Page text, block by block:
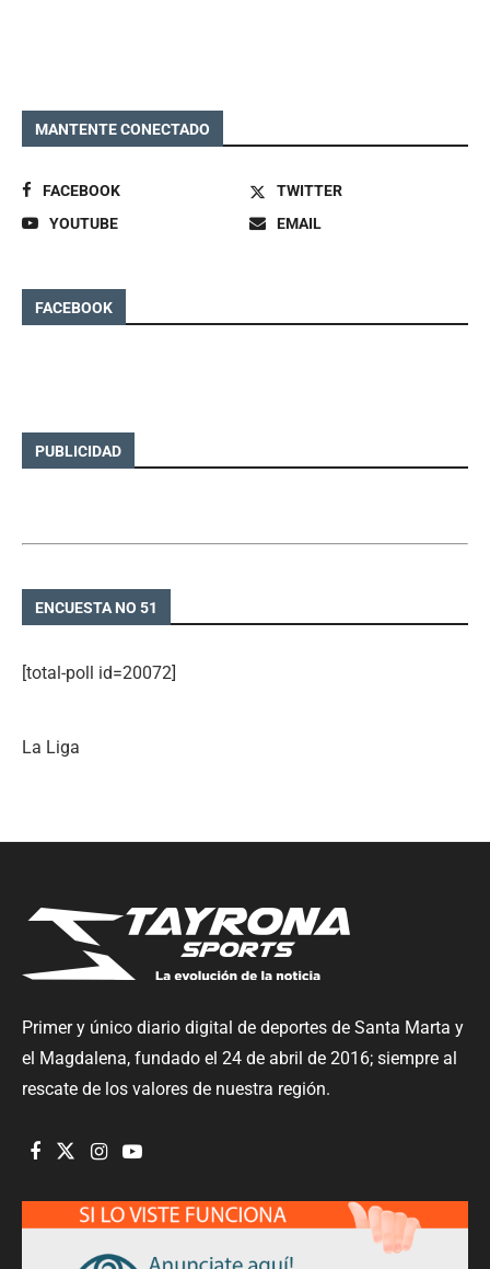
MANTENTE CONECTADO
FACEBOOK
TWITTER
YOUTUBE
EMAIL
FACEBOOK
PUBLICIDAD
ENCUESTA NO 51
[total-poll id=20072]
La Liga
Primer y único diario digital de deportes de Santa Marta y
el Magdalena, fundado el 24 de abril de 2016; siempre al
rescate de los valores de nuestra región.